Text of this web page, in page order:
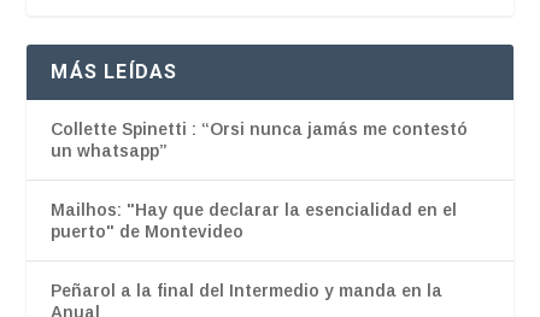
MÁS LEÍDAS
Collette Spinetti : “Orsi nunca jamás me contestó
un whatsapp”
Mailhos: "Hay que declarar la esencialidad en el
puerto" de Montevideo
Peñarol a la final del Intermedio y manda en la
Anual